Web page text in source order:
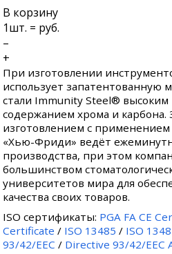
В корзину
1шт. = руб.
–
+
При изготовлении
использует запатентованную
стали Immunity Steel®
содержанием хрома и карбона.
изготовлением с
«Хью-Фриди» ведёт
производства, при этом
большинством
университетов мира для
качества своих товаров.
ISO сертификаты: PGA FA CE
Certificate / ISO 13485 / ISO
93/42/EEC / Directive 93/42/EEC